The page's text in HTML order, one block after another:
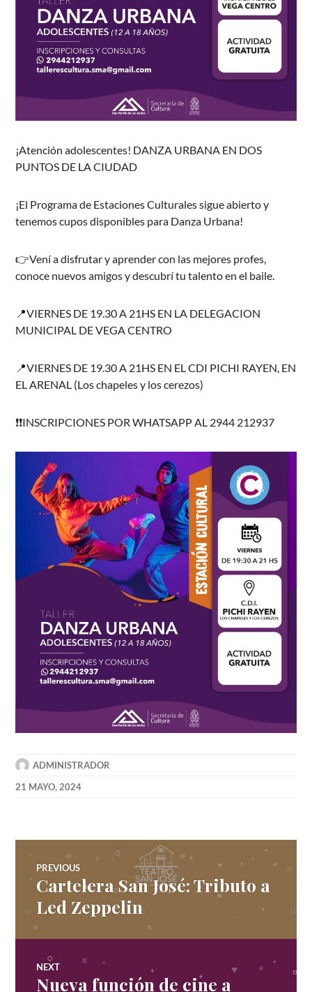
¡Atención adolescentes! DANZA URBANA EN DOS
PUNTOS DE LA CIUDAD
¡El Programa de Estaciones Culturales sigue abierto y
tenemos cupos disponibles para Danza Urbana!
👉Vení a disfrutar y aprender con las mejores profes,
conoce nuevos amigos y descubrí tu talento en el baile.
📍VIERNES DE 19.30 A 21HS EN LA DELEGACION
MUNICIPAL DE VEGA CENTRO
📍VIERNES DE 19.30 A 21HS EN EL CDI PICHI RAYEN, EN
EL ARENAL (Los chapeles y los cerezos)
❗❗INSCRIPCIONES POR WHATSAPP AL 2944 212937
ADMINISTRADOR
21 MAYO, 2024
Navegación
de
entradas
PREVIOUS
Previous
Cartelera San José: Tributo a
Led Zeppelin
NEXT
Next
Nueva función de cine a